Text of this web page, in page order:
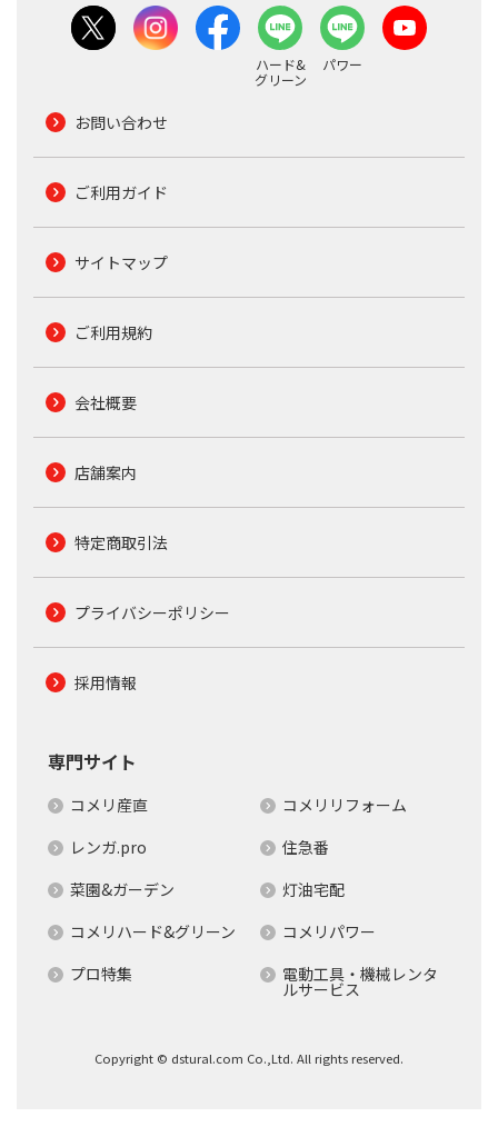
ハード&
グリーン
パワー
お問い合わせ
ご利用ガイド
サイトマップ
ご利用規約
会社概要
店舗案内
特定商取引法
プライバシーポリシー
採用情報
専門サイト
コメリ産直
コメリリフォーム
レンガ.pro
住急番
菜園&ガーデン
灯油宅配
コメリハード&グリーン
コメリパワー
プロ特集
電動工具・機械レンタ
ルサービス
Copyright © dstural.com Co.,Ltd. All rights reserved.